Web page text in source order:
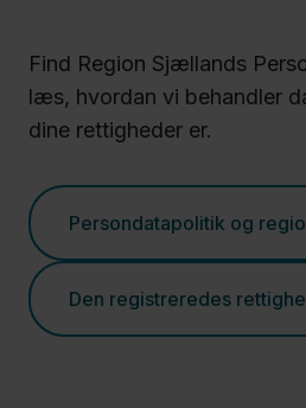
Find Region Sjællands
læs, hvordan vi behandler
dine rettigheder er.
Persondatapolitik og
Den registreredes